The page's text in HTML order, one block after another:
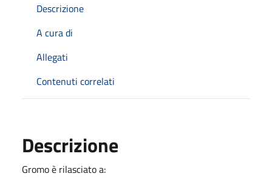
Descrizione
A cura di
Allegati
Contenuti correlati
Descrizione
Gromo è rilasciato a: